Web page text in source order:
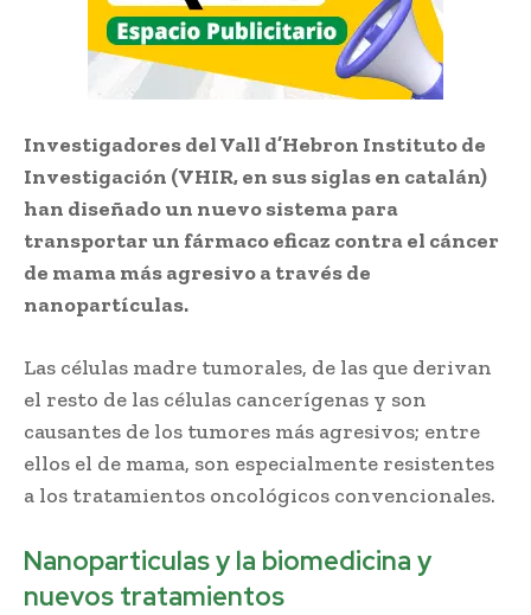
Investigadores del Vall d’Hebron Instituto de
Investigación (VHIR, en sus siglas en catalán)
han diseñado un nuevo sistema para
transportar un fármaco eficaz contra el cáncer
de mama más agresivo a través de
nanopartículas.
Las células madre tumorales, de las que derivan
el resto de las células cancerígenas y son
causantes de los tumores más agresivos; entre
ellos el de mama, son especialmente resistentes
a los tratamientos oncológicos convencionales.
Nanoparticulas y la biomedicina y
nuevos tratamientos